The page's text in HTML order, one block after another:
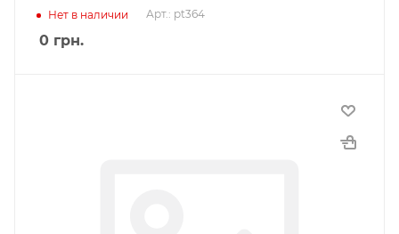
Нет в наличии Арт.: pt364
0 грн.